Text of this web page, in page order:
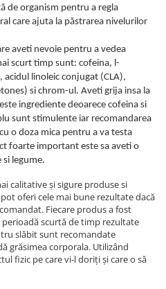
de organism pentru a regla
care ajuta la păstrarea nivelurilor
aveti nevoie pentru a vedea
scurt timp sunt: cofeina, l-
linoleic conjugat (CLA),
si chrom-ul. Aveti grija insa la
ingrediente deoarece cofeina si
sunt stimulente iar recomandarea
o doza mica pentru a va testa
foarte important este sa aveti o
legume.
calitative și sigure produse si
oferi cele mai bune rezultate dacă
Fiecare produs a fost
scurtă de timp rezultate
slăbit sunt recomandate
grăsimea corporala. Utilizând
fizic pe care vi-l doriți și care o să